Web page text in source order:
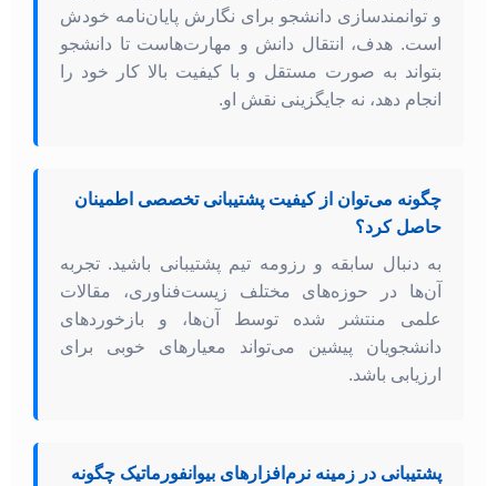
و توانمندسازی دانشجو برای نگارش پایان‌نامه خودش
است. هدف، انتقال دانش و مهارت‌هاست تا دانشجو
بتواند به صورت مستقل و با کیفیت بالا کار خود را
انجام دهد، نه جایگزینی نقش او.
چگونه می‌توان از کیفیت پشتیبانی تخصصی اطمینان
حاصل کرد؟
به دنبال سابقه و رزومه تیم پشتیبانی باشید. تجربه
آن‌ها در حوزه‌های مختلف زیست‌فناوری، مقالات
علمی منتشر شده توسط آن‌ها، و بازخوردهای
دانشجویان پیشین می‌تواند معیارهای خوبی برای
ارزیابی باشد.
پشتیبانی در زمینه نرم‌افزارهای بیوانفورماتیک چگونه